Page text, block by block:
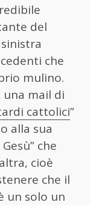
del
che
mulino.
mail di
cattolici”
alla sua
che
cioè
che il
un solo un